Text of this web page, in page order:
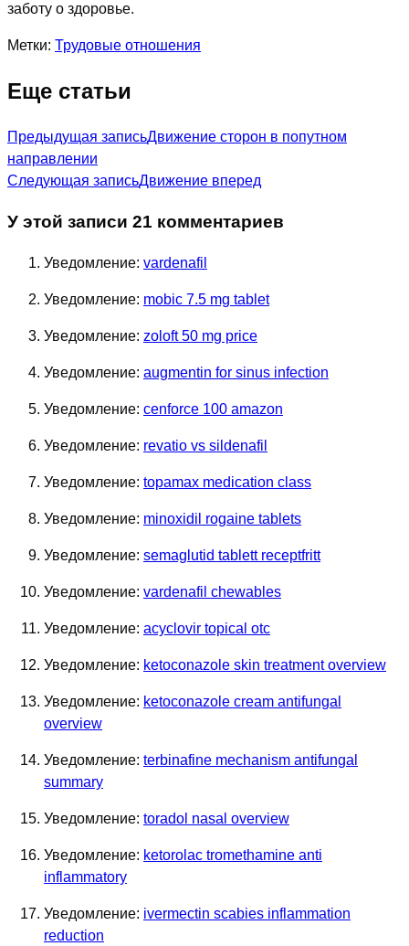
заботу о здоровье.
Метки: Трудовые отношения
Еще статьи
Предыдущая записьДвижение сторон в попутном
направлении
Следующая записьДвижение вперед
У этой записи 21 комментариев
Уведомление: vardenafil
Уведомление: mobic 7.5 mg tablet
Уведомление: zoloft 50 mg price
Уведомление: augmentin for sinus infection
Уведомление: cenforce 100 amazon
Уведомление: revatio vs sildenafil
Уведомление: topamax medication class
Уведомление: minoxidil rogaine tablets
Уведомление: semaglutid tablett receptfritt
Уведомление: vardenafil chewables
Уведомление: acyclovir topical otc
Уведомление: ketoconazole skin treatment overview
Уведомление: ketoconazole cream antifungal
overview
Уведомление: terbinafine mechanism antifungal
summary
Уведомление: toradol nasal overview
Уведомление: ketorolac tromethamine anti
inflammatory
Уведомление: ivermectin scabies inflammation
reduction